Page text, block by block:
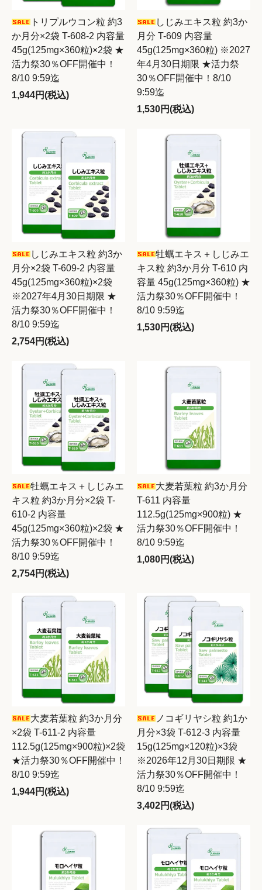
トリプルウコン粒 約3
か月分×2袋 T-608-2 内容量
45g(125mg×360粒)×2袋 ★
活力祭30％OFF開催中！
8/10 9:59迄
1,944円(税込)
しじみエキス粒 約3か
月分 T-609 内容量
45g(125mg×360粒) ※2027
年4月30日期限 ★活力祭
30％OFF開催中！8/10
9:59迄
1,530円(税込)
しじみエキス粒 約3か
月分×2袋 T-609-2 内容量
45g(125mg×360粒)×2袋
※2027年4月30日期限 ★
活力祭30％OFF開催中！
8/10 9:59迄
2,754円(税込)
牡蠣エキス＋しじみエ
キス粒 約3か月分 T-610 内
容量 45g(125mg×360粒) ★
活力祭30％OFF開催中！
8/10 9:59迄
1,530円(税込)
牡蠣エキス＋しじみエ
キス粒 約3か月分×2袋 T-
610-2 内容量
45g(125mg×360粒)×2袋 ★
活力祭30％OFF開催中！
8/10 9:59迄
2,754円(税込)
大麦若葉粒 約3か月分
T-611 内容量
112.5g(125mg×900粒) ★
活力祭30％OFF開催中！
8/10 9:59迄
1,080円(税込)
大麦若葉粒 約3か月分
×2袋 T-611-2 内容量
112.5g(125mg×900粒)×2袋
★活力祭30％OFF開催中！
8/10 9:59迄
1,944円(税込)
ノコギリヤシ粒 約1か
月分×3袋 T-612-3 内容量
15g(125mg×120粒)×3袋
※2026年12月30日期限 ★
活力祭30％OFF開催中！
8/10 9:59迄
3,402円(税込)